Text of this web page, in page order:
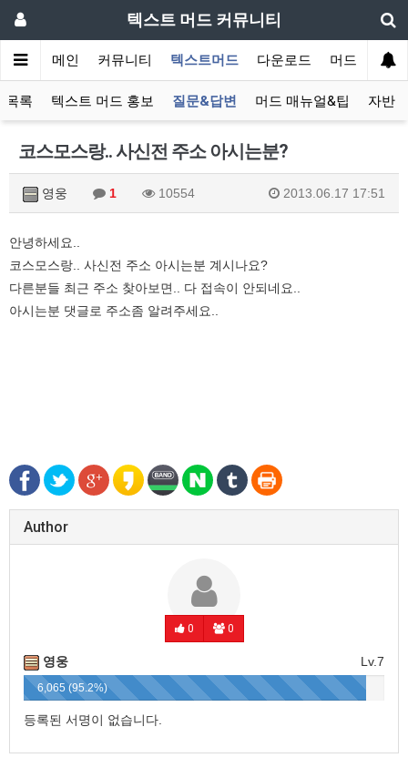
텍스트 머드 커뮤니티
메인 커뮤니티 텍스트머드 다운로드 머드 잡담
목록 텍스트 머드 홍보 질문&답변 머드 매뉴얼&팁 자반
코스모스랑.. 사신전 주소 아시는분?
영웅 1 10554 2013.06.17 17:51
안녕하세요..
코스모스랑.. 사신전 주소 아시는분 계시나요?
다른분들 최근 주소 찾아보면.. 다 접속이 안되네요..
아시는분 댓글로 주소좀 알려주세요..
Author
0 0
Lv.7
영웅
6,065 (95.2%)
등록된 서명이 없습니다.